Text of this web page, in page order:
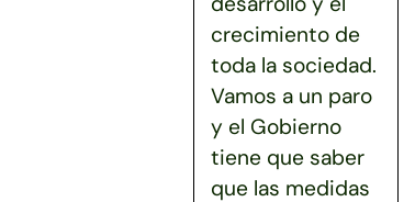
crecimiento de
toda la sociedad.
Vamos a un paro
y el Gobierno
tiene que saber
que las medidas